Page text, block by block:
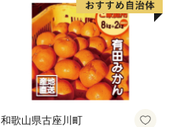
和歌山県古座川町